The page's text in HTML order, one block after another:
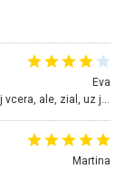
Eva
Hojdacka v Krpelanoch uz nie je, vysli sme si k nej vcera, ale, zial, uz je znicena. Ak sem planujete cestu len kvoli hojdacke, mozete si ju usetrit. Krasny vyhlad je tu vsak aj bez hojdacky :-)
Martina